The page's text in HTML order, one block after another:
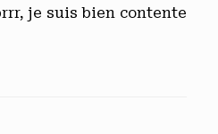
je suis bien contente